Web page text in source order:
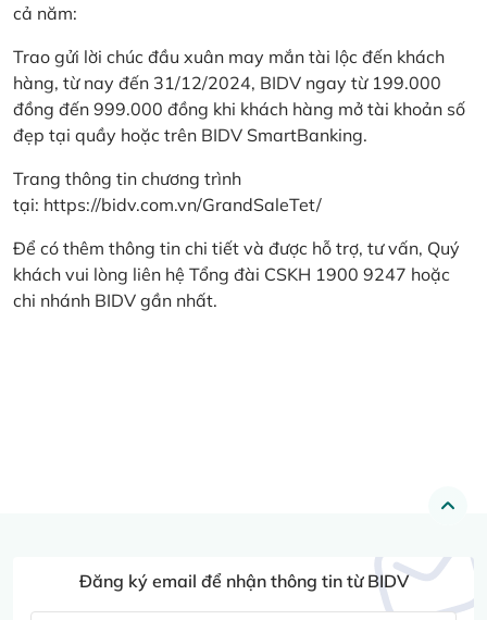
cả năm:
Trao gửi lời chúc đầu xuân may mắn tài lộc đến khách
hàng, từ nay đến 31/12/2024, BIDV ngay từ 199.000
đồng đến 999.000 đồng khi khách hàng mở tài khoản số
đẹp tại quầy hoặc trên BIDV SmartBanking.
Trang thông tin chương trình
tại: https://bidv.com.vn/GrandSaleTet/
Để có thêm thông tin chi tiết và được hỗ trợ, tư vấn, Quý
khách vui lòng liên hệ Tổng đài CSKH 1900 9247 hoặc
chi nhánh BIDV gần nhất.
Đăng ký email để nhận thông tin từ BIDV